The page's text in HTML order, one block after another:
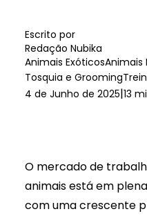
Escrito por
Redação Nubika
Animais ExóticosAnimais
Tosquia e Grooming
4 de Junho de 2025|13
O mercado de
animais está em
com umacrescente